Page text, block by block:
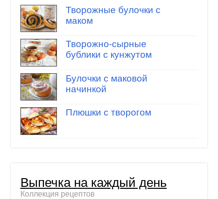
Творожные булочки с
маком
Творожно-сырные
бублики с кунжутом
Булочки с маковой
начинкой
Плюшки с творогом
Выпечка на каждый день
Коллекция рецептов